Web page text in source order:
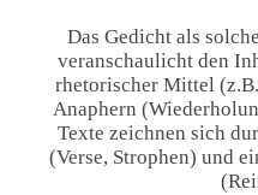
Das Gedicht als
veranschaulicht den
rhetorischer Mittel
Anaphern
Texte zeichnen sich
(Verse, Strophen) und